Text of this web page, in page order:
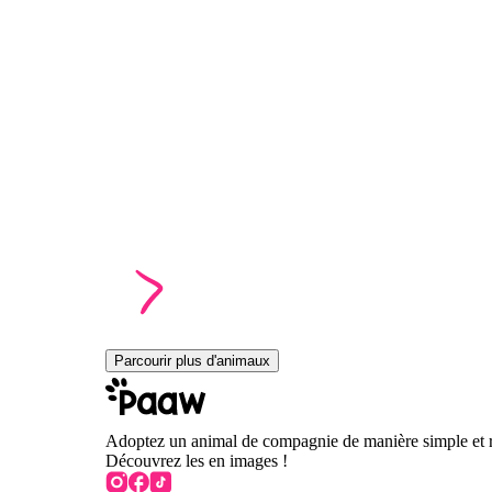
Parcourir plus d'animaux
Adoptez un animal de compagnie de manière simple et
Découvrez les en images !